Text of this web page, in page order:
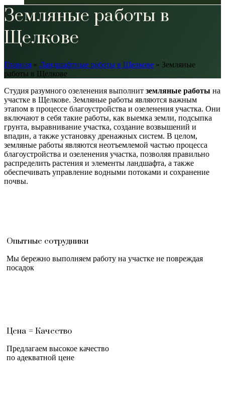
Земляные работы в
Щелкове
Главная » Ландшафтные работы в Щелкове » Земляные
работы в Щелкове
Студия разумного озеленения выполнит земляные работы на
участке в Щелкове. Земляные работы являются важным
этапом в процессе благоустройства и озеленения участка. Они
включают в себя такие работы, как выемка земли, подсыпка
грунта, выравнивание участка, создание возвышений и
впадин, а также установку дренажных систем. В целом,
земляные работы являются неотъемлемой частью процесса
благоустройства и озеленения участка, позволяя правильно
распределить растения и элементы ландшафта, а также
обеспечивать управление водными потоками и сохранение
почвы.
Опытные сотрудники
Мы бережно выполняем работу на участке не повреждая
посадок
Цена = Качество
Предлагаем высокое качество
по адекватной цене